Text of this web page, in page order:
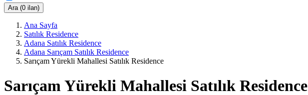
Ara (0 ilan)
Ana Sayfa
Satılık Residence
Adana Satılık Residence
Adana Sarıçam Satılık Residence
Sarıçam Yürekli Mahallesi Satılık Residence
Sarıçam Yürekli Mahallesi Satılık Residence